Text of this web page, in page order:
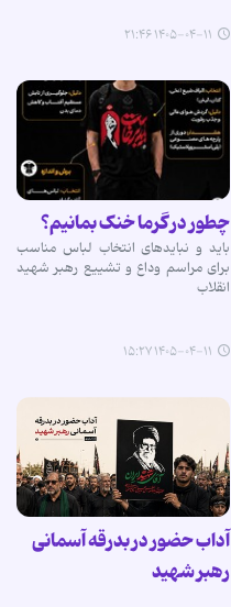
۱۴۰۵-۰۴-۱۱ ۲۱:۴۶
چطور در گرما خنک بمانیم؟
باید و نبایدهای انتخاب لباس مناسب
برای مراسم وداع و تشییع رهبر شهید
انقلاب
۱۴۰۵-۰۴-۱۱ ۱۵:۲۷
آداب حضور در بدرقه آسمانی
رهبر شهید